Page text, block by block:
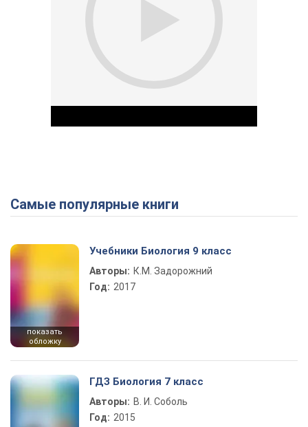
Play Video
Самые популярные книги
показать
обложку
Учебники Биология 9 класс
Авторы: К.М. Задорожний
Год: 2017
ГДЗ Биология 7 класс
Авторы: В. И. Соболь
Год: 2015